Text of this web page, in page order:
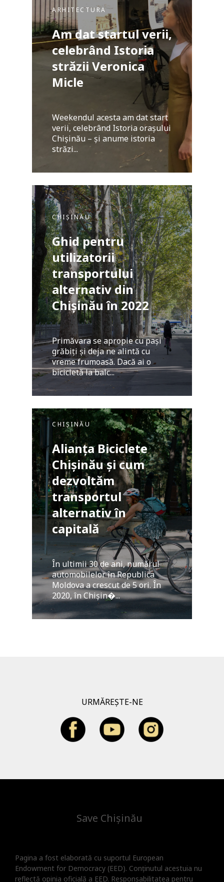
ARHITECTURA
Am dat startul verii,
celebrând Istoria
străzii Veronica
Micle
Weekendul acesta am dat start
verii, celebrând Istoria orașului
Chișinău – și anume istoria
străzi...
CHIȘINĂU
Ghid pentru
utilizatorii
transportului
alternativ din
Chișinău în 2022
Primăvara se apropie cu pași
grăbiți și deja ne alintă cu
vreme frumoasă. Dacă ai o
bicicletă la balc...
CHIȘINĂU
Alianța Biciclete
Chișinău și cum
dezvoltăm
transportul
alternativ în
capitală
În ultimii 30 de ani, numărul
automobilelor în Republica
Moldova a crescut de 5 ori. În
2020, în Chișin�...
URMĂREȘTE-NE
Save Chișinău
Pagina a fost elaborată cu suportul European
Endowment for Democracy (EED). Conținutul acestuia nu
reflectă opinia oficială a EED. Responsabilitatea pentru